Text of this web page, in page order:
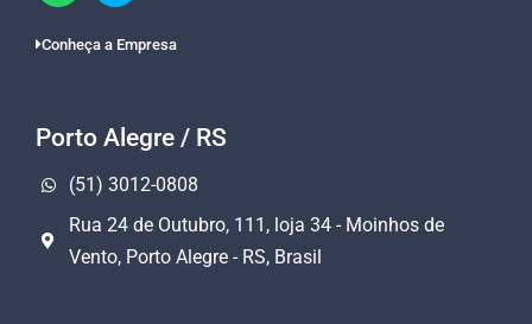
Conheça a Empresa
Porto Alegre / RS
(51) 3012-0808
Rua 24 de Outubro, 111, loja 34 - Moinhos de
Vento, Porto Alegre - RS, Brasil